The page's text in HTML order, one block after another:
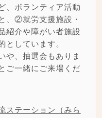
、ボランティア活動
、②就労支援施設・
紹介や障がい者施設
としています。
や、抽選会もありま
ご一緒にご来場くだ
ステーション（みら